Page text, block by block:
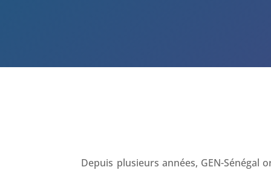
Depuis plusieurs années, GEN-Sénégal